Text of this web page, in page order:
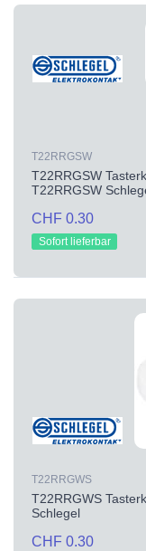
T22RRGSW
T22RRGSW
T22RRGSW
CHF 0.30
Sofort lieferbar
T22RRGWS
T22RRGWS
Schlegel
CHF 0.30